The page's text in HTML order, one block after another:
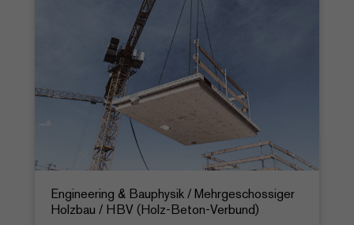
Engineering & Bauphysik / Mehrgeschossiger
Holzbau / HBV (Holz-Beton-Verbund)